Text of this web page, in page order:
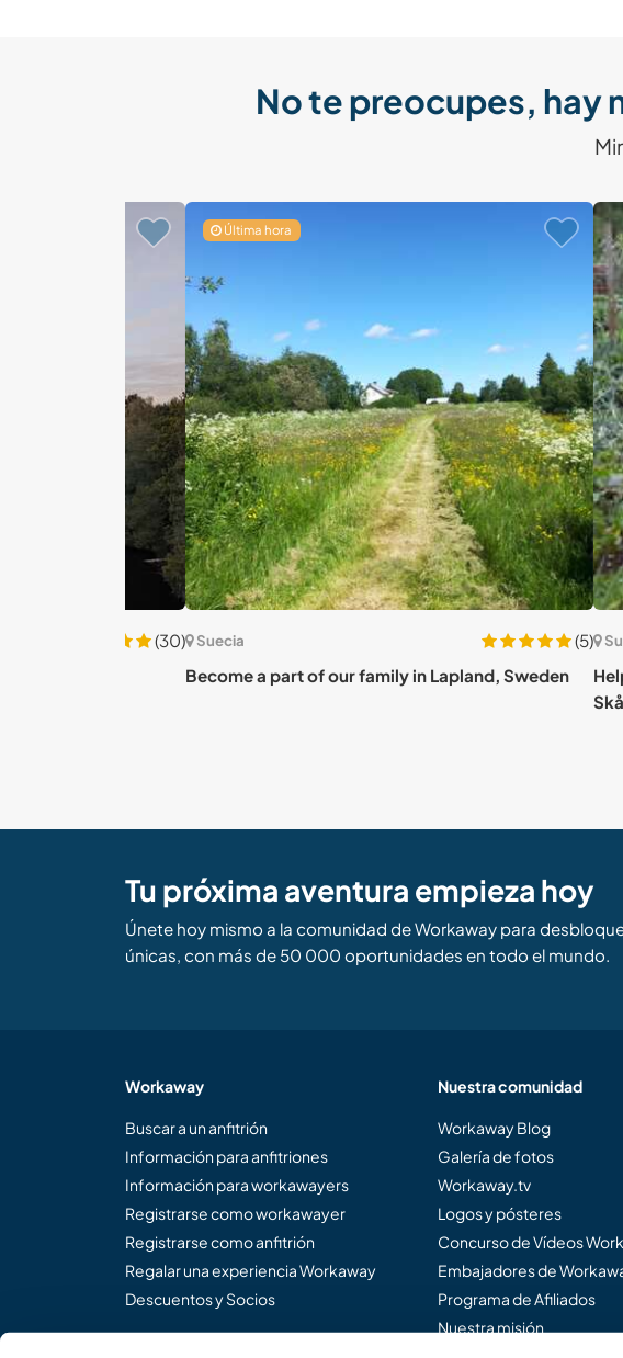
No te preocupes, hay
Última hora
Suecia
(5)
Become a part of our family in Lapland, Sweden
Suecia
Help with
Skånes
Tu próxima aventura empieza hoy
Únete hoy mismo a la comunidad de Workaway para
únicas, con más de 50 000 oportunidades en todo el mundo.
Workaway
Buscar a un anfitrión
Información para anfitriones
Información para workawayers
Registrarse como workawayer
Registrarse como anfitrión
Regalar una experiencia Workaway
Descuentos y Socios
Nuestra comunidad
Workaway Blog
Galería de fotos
Workaway.tv
Logos y pósteres
Concurso de Vídeos
Embajadores de
Programa de Afiliados
Nuestra misión